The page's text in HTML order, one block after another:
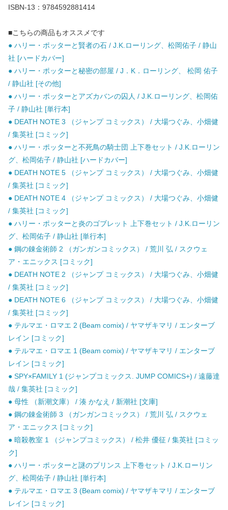
ISBN-13：9784592881414
■こちらの商品もオススメです
● ハリー・ポッターと賢者の石 / J.K.ローリング、松岡佑子 / 静山
社 [ハードカバー]
● ハリー・ポッターと秘密の部屋 / J．K．ローリング、 松岡 佑子
/ 静山社 [その他]
● ハリー・ポッターとアズカバンの囚人 / J.K.ローリング、松岡佑
子 / 静山社 [単行本]
● DEATH NOTE 3 （ジャンプ コミックス） / 大場つぐみ、小畑健
/ 集英社 [コミック]
● ハリー・ポッターと不死鳥の騎士団 上下巻セット / J.K.ローリン
グ、松岡佑子 / 静山社 [ハードカバー]
● DEATH NOTE 5 （ジャンプ コミックス） / 大場つぐみ、小畑健
/ 集英社 [コミック]
● DEATH NOTE 4 （ジャンプ コミックス） / 大場つぐみ、小畑健
/ 集英社 [コミック]
● ハリー・ポッターと炎のゴブレット 上下巻セット / J.K.ローリン
グ、松岡佑子 / 静山社 [単行本]
● 鋼の錬金術師 2 （ガンガンコミックス） / 荒川 弘 / スクウェ
ア・エニックス [コミック]
● DEATH NOTE 2 （ジャンプ コミックス） / 大場つぐみ、小畑健
/ 集英社 [コミック]
● DEATH NOTE 6 （ジャンプ コミックス） / 大場つぐみ、小畑健
/ 集英社 [コミック]
● テルマエ・ロマエ 2 (Beam comix) / ヤマザキマリ / エンターブ
レイン [コミック]
● テルマエ・ロマエ 1 (Beam comix) / ヤマザキマリ / エンターブ
レイン [コミック]
● SPY×FAMILY 1 (ジャンプコミックス. JUMP COMICS+) / 遠藤達
哉 / 集英社 [コミック]
● 母性 （新潮文庫） / 湊 かなえ / 新潮社 [文庫]
● 鋼の錬金術師 3 （ガンガンコミックス） / 荒川 弘 / スクウェ
ア・エニックス [コミック]
● 暗殺教室 1 （ジャンプコミックス） / 松井 優征 / 集英社 [コミッ
ク]
● ハリー・ポッターと謎のプリンス 上下巻セット / J.K.ローリン
グ、松岡佑子 / 静山社 [単行本]
● テルマエ・ロマエ 3 (Beam comix) / ヤマザキマリ / エンターブ
レイン [コミック]